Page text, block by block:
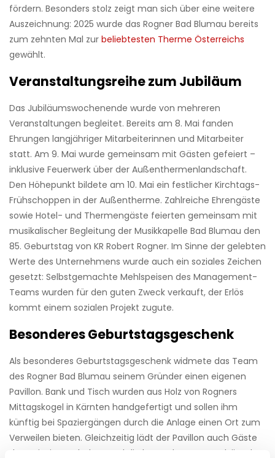
fördern. Besonders stolz zeigt man sich über eine weitere
Auszeichnung: 2025 wurde das Rogner Bad Blumau bereits
zum zehnten Mal zur beliebtesten Therme Österreichs
gewählt.
Veranstaltungsreihe zum Jubiläum
Das Jubiläumswochenende wurde von mehreren
Veranstaltungen begleitet. Bereits am 8. Mai fanden
Ehrungen langjähriger Mitarbeiterinnen und Mitarbeiter
statt. Am 9. Mai wurde gemeinsam mit Gästen gefeiert –
inklusive Feuerwerk über der Außenthermenlandschaft.
Den Höhepunkt bildete am 10. Mai ein festlicher Kirchtags-
Frühschoppen in der Außentherme. Zahlreiche Ehrengäste
sowie Hotel- und Thermengäste feierten gemeinsam mit
musikalischer Begleitung der Musikkapelle Bad Blumau den
85. Geburtstag von KR Robert Rogner. Im Sinne der gelebten
Werte des Unternehmens wurde auch ein soziales Zeichen
gesetzt: Selbstgemachte Mehlspeisen des Management-
Teams wurden für den guten Zweck verkauft, der Erlös
kommt einem sozialen Projekt zugute.
Besonderes Geburtstagsgeschenk
Als besonderes Geburtstagsgeschenk widmete das Team
des Rogner Bad Blumau seinem Gründer einen eigenen
Pavillon. Bank und Tisch wurden aus Holz von Rogners
Mittagskogel in Kärnten handgefertigt und sollen ihm
künftig bei Spaziergängen durch die Anlage einen Ort zum
Verweilen bieten. Gleichzeitig lädt der Pavillon auch Gäste
dazu ein, innezuhalten und die besondere Atmosphäre des